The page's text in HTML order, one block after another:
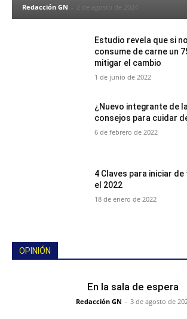
Redacción GN - 2 de agosto de 2024
Estudio revela que si
consume de carne un
mitigar el cambio
1 de junio de 2022
¿Nuevo integrante de
consejos para cuidar
6 de febrero de 2022
4 Claves para iniciar
el 2022
18 de enero de 2022
OPINIÓN
En la sala de espera
Redacción GN - 3 de agosto de